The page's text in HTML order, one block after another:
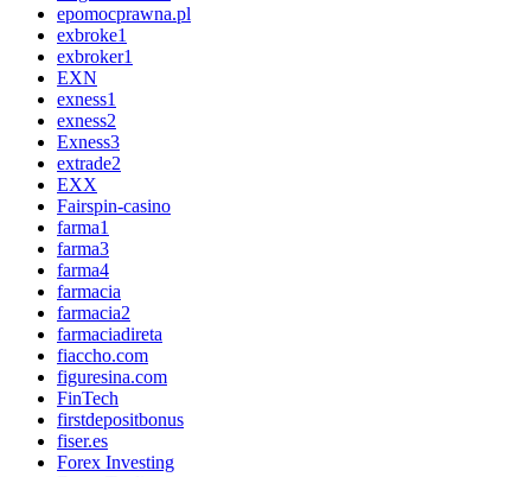
epomocprawna.pl
exbroke1
exbroker1
EXN
exness1
exness2
Exness3
extrade2
EXX
Fairspin-casino
farma1
farma3
farma4
farmacia
farmacia2
farmaciadireta
fiaccho.com
figuresina.com
FinTech
firstdepositbonus
fiser.es
Forex Investing